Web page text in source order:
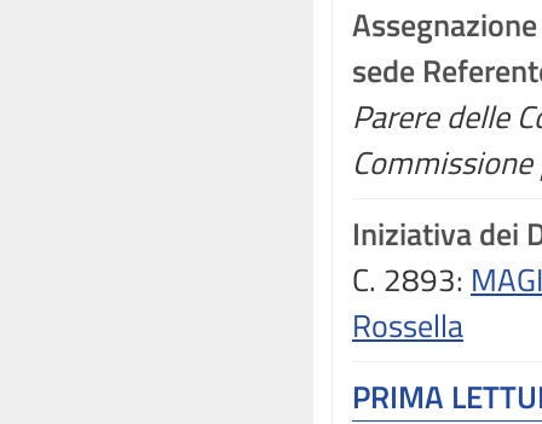
Assegnazione
sede
Parere delle
Iniziativa dei
C. 2893:
Rossella
PRIMA